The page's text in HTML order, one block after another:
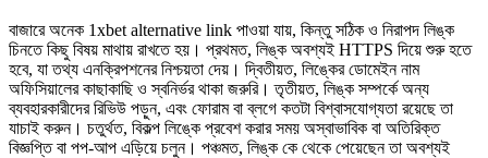
বাজারে অনেক 1xbet alternative link পাওয়া যায়, কিন্তু সঠিক ও নিরাপদ লিঙ্ক
চিনতে কিছু বিষয় মাথায় রাখতে হয়। প্রথমত, লিঙ্ক অবশ্যই HTTPS দিয়ে শুরু হতে
হবে, যা তথ্য এনক্রিপশনের নিশ্চয়তা দেয়। দ্বিতীয়ত, লিঙ্কের ডোমেইন নাম
অফিসিয়ালের কাছাকাছি ও স্বনির্ভর থাকা জরুরি। তৃতীয়ত, লিঙ্ক সম্পর্কে অন্য
ব্যবহারকারীদের রিভিউ পড়ুন, এবং ফোরাম বা ব্লগে কতটা বিশ্বাসযোগ্যতা রয়েছে তা
যাচাই করুন। চতুর্থত, বিকল্প লিঙ্কে প্রবেশ করার সময় অস্বাভাবিক বা অতিরিক্ত
বিজ্ঞপ্তি বা পপ-আপ এড়িয়ে চলুন। পঞ্চমত, লিঙ্ক কে থেকে পেয়েছেন তা অবশ্যই